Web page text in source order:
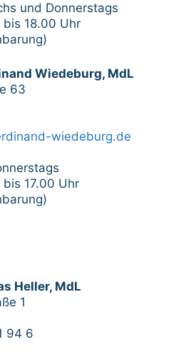
und Donnerstags
18.00 Uhr
Wiedeburg, MdL
63
wiedeburg.de
17.00 Uhr
Heller, MdL
1
94 6